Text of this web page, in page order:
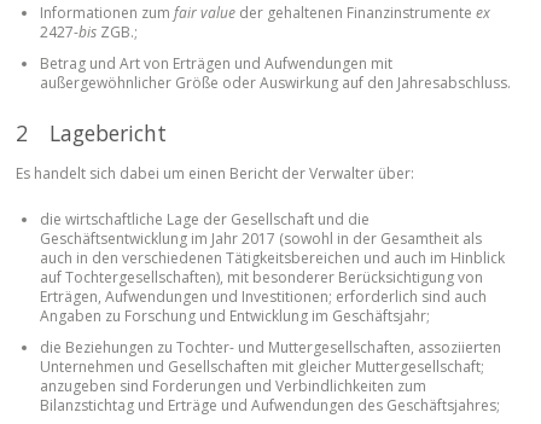
Informationen zumfair value der gehaltenen Finanzinstrumenteex
2427-bis ZGB.;
Betrag und Art von Erträgen und Aufwendungen mit
außergewöhnlicher Größe oder Auswirkung auf den Jahresabschluss.
2 Lagebericht
Es handelt sich dabei um einen Bericht der Verwalter über:
die wirtschaftliche Lage der Gesellschaft und die
Geschäftsentwicklung im Jahr 2017 (sowohl in der Gesamtheit als
auch in den verschiedenen Tätigkeitsbereichen und auch im Hinblick
auf Tochtergesellschaften), mit besonderer Berücksichtigung von
Erträgen, Aufwendungen und Investitionen; erforderlich sind auch
Angaben zu Forschung und Entwicklung im Geschäftsjahr;
die Beziehungen zu Tochter- und Muttergesellschaften, assoziierten
Unternehmen und Gesellschaften mit gleicher Muttergesellschaft;
anzugeben sind Forderungen und Verbindlichkeiten zum
Bilanzstichtag und Erträge und Aufwendungen des Geschäftsjahres;